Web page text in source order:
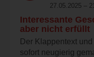
27.05.2025 –
Interessante
aber nicht erfüllt
Der Klappentext
sofort neugierig